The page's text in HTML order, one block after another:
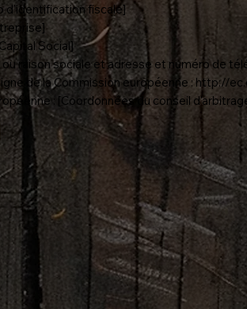
d’identification fiscale]
Social]
raison sociale et adresse et numéro de
de la Commission européenne : http://
: [Coordonnées du conseil